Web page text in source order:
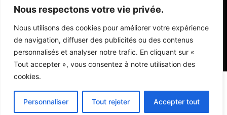
Nous respectons votre vie privée.
Nous utilisons des cookies pour améliorer votre expérience
de navigation, diffuser des publicités ou des contenus
personnalisés et analyser notre trafic. En cliquant sur «
Tout accepter », vous consentez à notre utilisation des
cookies.
Personnaliser Tout rejeter Accepter tout
Contactez-nous par email
AZApp © 2026| Création de site Internet – Webmarketing – Identité
visuelle |Mentions légales|Site map|Politique de confidentialité